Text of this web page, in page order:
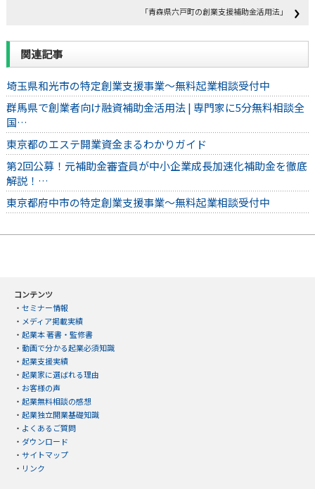
「青森県六戸町の創業支援補助金活用法」
関連記事
埼玉県和光市の特定創業支援事業～無料起業相談受付中
群馬県で創業者向け融資補助金活用法 | 専門家に5分無料相談全
国…
東京都のエステ開業資金まるわかりガイド
第2回公募！元補助金審査員が中小企業成長加速化補助金を徹底
解説！…
東京都府中市の特定創業支援事業～無料起業相談受付中
コンテンツ
・ セミナー情報
・ メディア掲載実績
・ 起業本 著書・監修書
・ 動画で分かる起業必須知識
・ 起業支援実績
・ 起業家に選ばれる理由
・ お客様の声
・ 起業無料相談の感想
・ 起業独立開業基礎知識
・ よくあるご質問
・ ダウンロード
・ サイトマップ
・ リンク